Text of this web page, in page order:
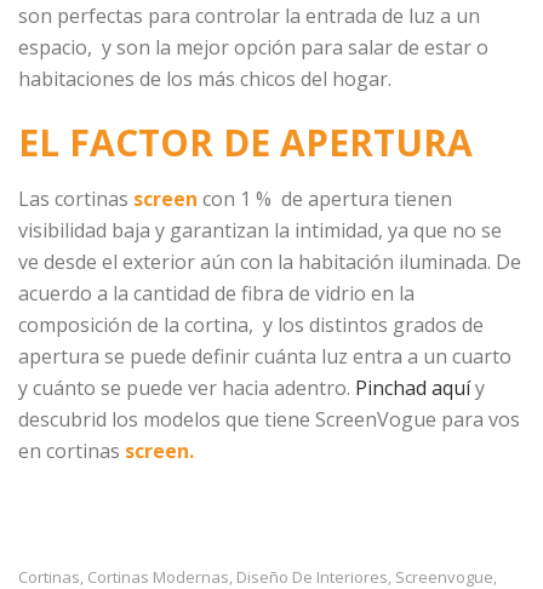
son perfectas para controlar la entrada de luz a un
espacio, y son la mejor opción para salar de estar o
habitaciones de los más chicos del hogar.
EL FACTOR DE APERTURA
Las cortinas screen con 1 % de apertura tienen
visibilidad baja y garantizan la intimidad, ya que no se
ve desde el exterior aún con la habitación iluminada. De
acuerdo a la cantidad de fibra de vidrio en la
composición de la cortina, y los distintos grados de
apertura se puede definir cuánta luz entra a un cuarto
y cuánto se puede ver hacia adentro. Pinchad aquíy
descubrid los modelos que tiene ScreenVogue para vos
en cortinas screen.
Cortinas, Cortinas Modernas, Diseño De Interiores, Screenvogue,